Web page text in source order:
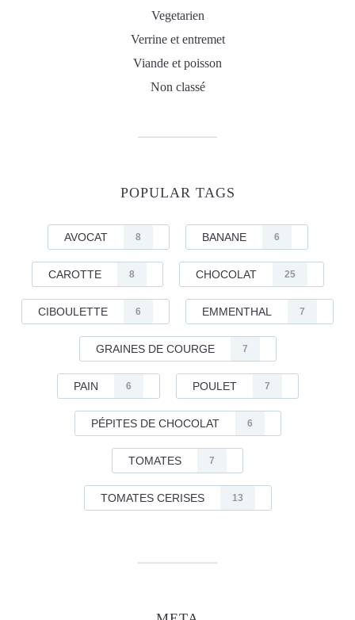
Vegetarien
Verrine et entremet
Viande et poisson
Non classé
POPULAR TAGS
AVOCAT 8 BANANE 6
CAROTTE 8 CHOCOLAT 25
CIBOULETTE 6 EMMENTHAL 7
GRAINES DE COURGE 7
PAIN 6 POULET 7
PÉPITES DE CHOCOLAT 6
TOMATES 7
TOMATES CERISES 13